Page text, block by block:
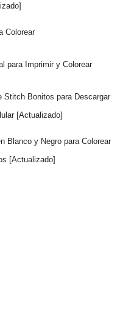
Colorear
para Imprimir y Colorear
Stitch Bonitos para Descargar
[Actualizado]
Blanco y Negro para Colorear
[Actualizado]